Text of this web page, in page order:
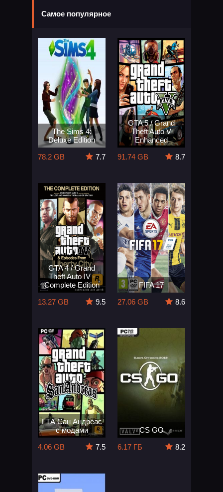
Самое популярное
The Sims 4:
Deluxe Edition
78.2 GB
7.7
GTA 5 / Grand
Theft Auto V
Enhanced
91.74 GB
8.7
GTA 4 / Grand
Theft Auto IV -
Complete Edition
13.27 GB
9.5
FIFA 17
27.06 GB
8.6
ГТА Сан Андреас
с модами
4.06 GB
7.5
CS GO
6.17 ГБ
8.2